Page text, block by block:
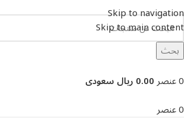
Skip to navigation
Skip to main content
بحث
0عنصر0.00 ريال سعودى
0عنصر